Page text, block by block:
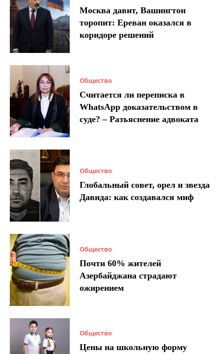
Москва давит, Вашингтон
торопит: Ереван оказался в
коридоре решений
Общество
Считается ли переписка в
WhatsApp доказательством в
суде? – Разъяснение адвоката
Общество
Глобальный совет, орел и звезда
Давида: как создавался миф
Общество
Почти 60% жителей
Азербайджана страдают
ожирением
Общество
Цены на школьную форму